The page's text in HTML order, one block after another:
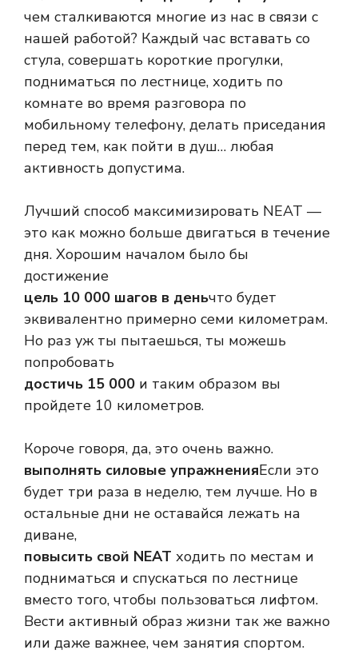
чем сталкиваются многие из нас в связи с
нашей работой? Каждый час вставать со
стула, совершать короткие прогулки,
подниматься по лестнице, ходить по
комнате во время разговора по
мобильному телефону, делать приседания
перед тем, как пойти в душ… любая
активность допустима.
Лучший способ максимизировать NEAT —
это как можно больше двигаться в течение
дня. Хорошим началом было бы
достижение
цель 10 000 шагов в деньчто будет
эквивалентно примерно семи километрам.
Но раз уж ты пытаешься, ты можешь
попробовать
достичь 15 000 и таким образом вы
пройдете 10 километров.
Короче говоря, да, это очень важно.
выполнять силовые упражненияЕсли это
будет три раза в неделю, тем лучше. Но в
остальные дни не оставайся лежать на
диване,
повысить свой NEAT ходить по местам и
подниматься и спускаться по лестнице
вместо того, чтобы пользоваться лифтом.
Вести активный образ жизни так же важно
или даже важнее, чем занятия спортом.